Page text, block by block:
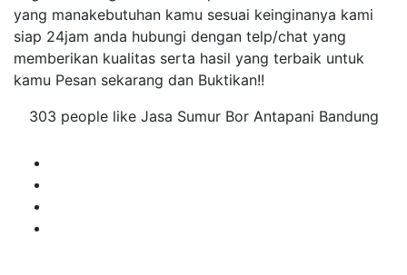
yang manakebutuhan kamu sesuai keinginanya kami
siap 24jam anda hubungi dengan telp/chat yang
memberikan kualitas serta hasil yang terbaik untuk
kamu Pesan sekarang dan Buktikan!!
303 people like Jasa Sumur Bor Antapani Bandung